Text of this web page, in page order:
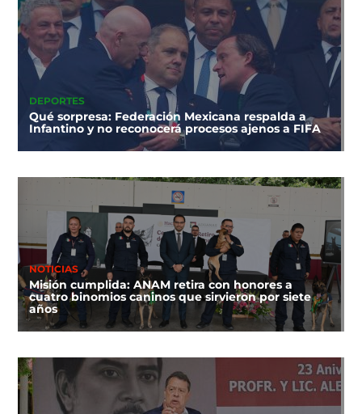
DEPORTES
Qué sorpresa: Federación Mexicana respalda a
Infantino y no reconocerá procesos ajenos a FIFA
NOTICIAS
Misión cumplida: ANAM retira con honores a
cuatro binomios caninos que sirvieron por siete
años